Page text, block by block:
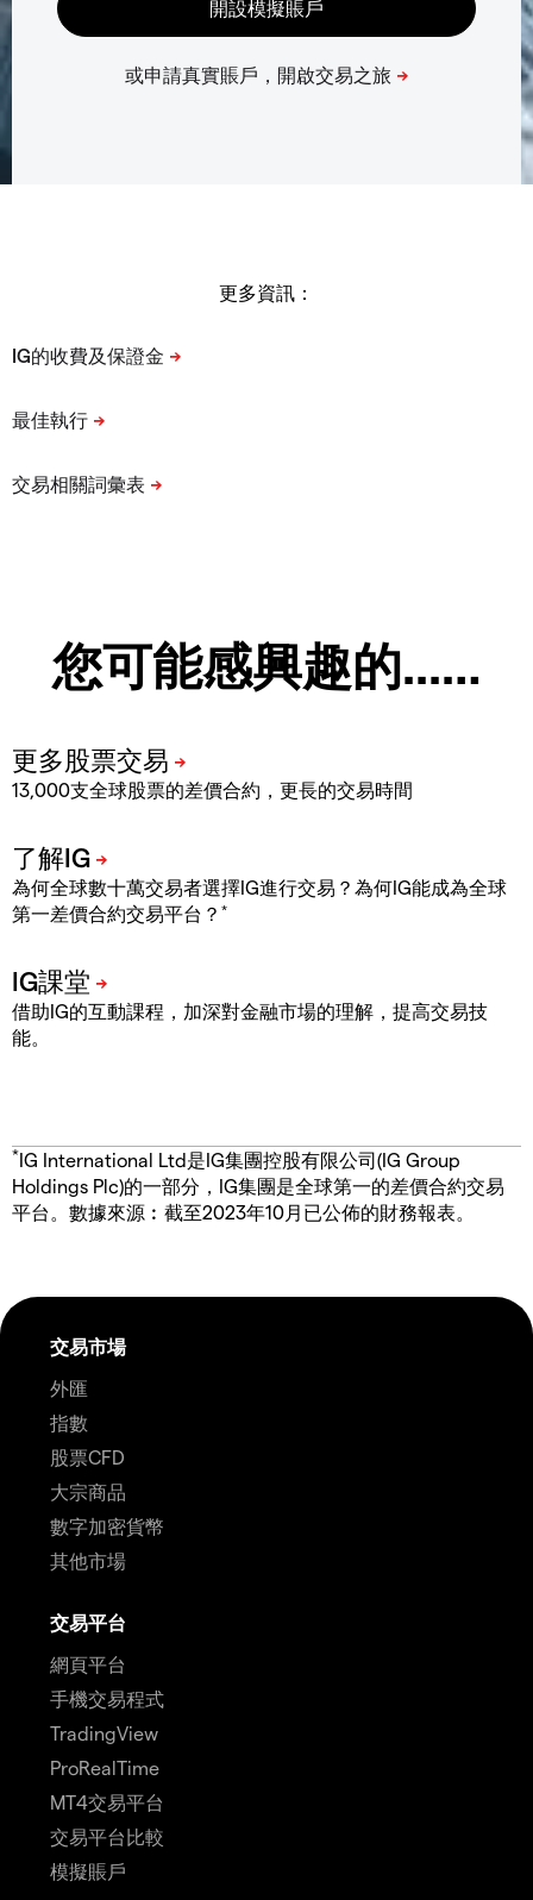
更多資訊：
您可能感興趣的...…
13,000支全球股票的差價合約，更長的交易時間
為何全球數十萬交易者選擇IG進行交易？為何IG能成為全球
第一差價合約交易平台？ *
借助IG的互動課程，加深對金融市場的理解，提高交易技
能。
*IG International Ltd是IG集團控股有限公司(IG Group
Holdings Plc)的一部分，IG集團是全球第一的差價合約交易
平台。數據來源︰截至2023年10月已公佈的財務報表。
交易市場
外匯
指數
股票CFD
大宗商品
數字加密貨幣
其他市場
交易平台
網頁平台
手機交易程式
TradingView
ProRealTime
MT4交易平台
交易平台比較
模擬賬戶